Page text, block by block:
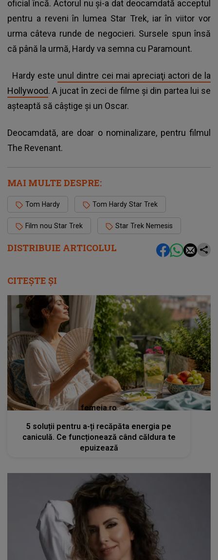
DISTRIBUIE ARTICOLUL
oficial încă. Actorul nu şi-a dat deocamdată acceptul
pentru a reveni în lumea Star Trek, iar în viitor vor
urma câteva runde de negocieri. Sursele spun însă
că până la urmă, Hardy va semna cu Paramount.
Hardy este unul dintre cei mai apreciaţi actori de la
Hollywood. A jucat în zeci de filme şi din partea lui se
aşteaptă să câştige şi un Oscar.
Deocamdată, are doar o nominalizare, pentru filmul
The Revenant.
MAI MULTE DESPRE:
Tom Hardy Tom Hardy Star Trek
Film nou Star Trek Star Trek Nemesis
CITEȘTE ȘI
femeia.ro
5 soluții pentru a-ți recăpăta energia pe
caniculă. Ce funcționează când căldura te
epuizează